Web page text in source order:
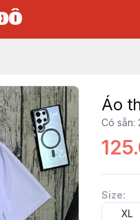
Áo
Có sẵn:
Size:
XL